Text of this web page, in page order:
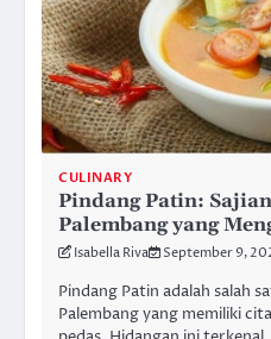
CULINARY
Pindang Patin:
Palembang yang
Isabella Riva September 9,
Pindang Patin adalah salah
Palembang yang memiliki